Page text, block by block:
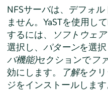
NFSサーバは、デフォ
ません。YaSTを使用し
するには、
ソフトウェア
選択し、 パターンを選択
バ機能)セクションでフ
効にします。
了解をク
ジをインストールします